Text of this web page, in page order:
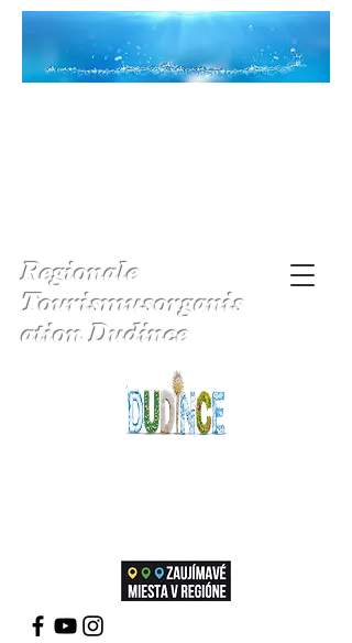
Regionale
Tourismusorganis
ation Dudince